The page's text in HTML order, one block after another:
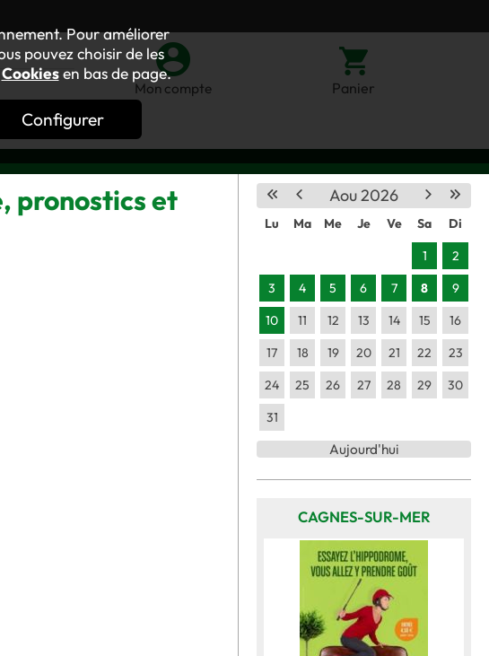
Pour améliorer
pouvez choisir de les
Cookiesen bas de page.
Configurer
Mon compte Panier
Aou 2026
Lu Ma Me Je Ve Sa
Di
1
2
3
4 5 6 7 8
9
10
11 12 13 14 15
16
17
18 19 20 21 22
23
24
25 26 27 28 29
30
31
Aujourd'hui
CAGNES-SUR-MER
pronostics et